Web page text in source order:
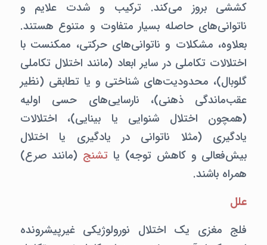
کششی بروز می‌کند. ترکیب و شدت علایم و
ناتوانی‌های حاصله بسیار متفاوت و متنوع هستند.
بعلاوه، مشکلات و ناتوانی‌های حرکتی، ممکنست با
اختلالات تکاملی در سایر ابعاد (مانند اختلال تکاملی
گلوبال)، محدودیت‌های شناختی و یا تطابقی (نظیر
عقب‌ماندگی ذهنی)، نارسایی‌های حسی اولیه
(همچون اختلال شنوایی یا بینایی)، اختلالات
یادگیری (مثلا ناتوانی در یادگیری یا اختلال
بیش‌فعالی و کاهش توجه) یا تشنج (مانند صرع)
همراه باشند.
علل
فلج مغزی یک اختلال نورولوژیکی غیرپیشرونده